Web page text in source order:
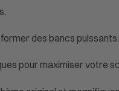
des bancs puissants.
pour maximiser votre